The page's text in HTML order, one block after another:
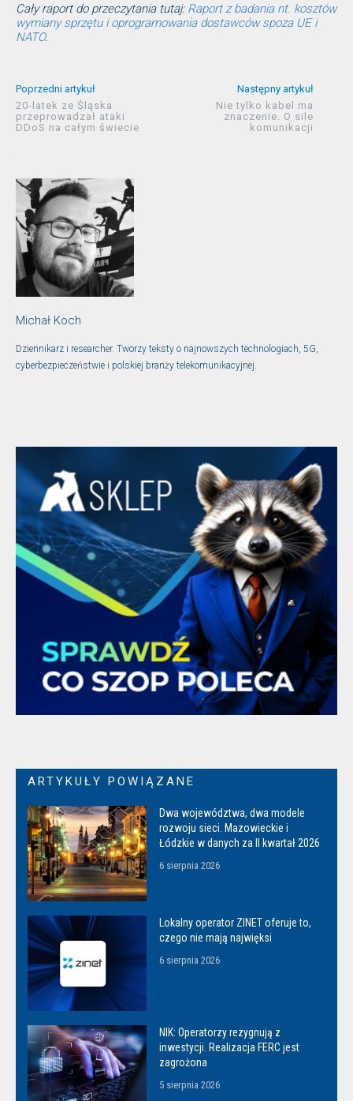
Cały raport do przeczytania tutaj: Raport z badania nt. kosztów
wymiany sprzętu i oprogramowania dostawców spoza UE i
NATO.
Poprzedni artykuł
20-latek ze Śląska
przeprowadzał ataki
DDoS na całym świecie
Następny artykuł
Nie tylko kabel ma
znaczenie. O sile
komunikacji
Michał Koch
Dziennikarz i researcher. Tworzy teksty o najnowszych technologiach, 5G,
cyberbezpieczeństwie i polskiej branży telekomunikacyjnej.
ARTYKUŁY POWIĄZANE
Dwa województwa, dwa modele
rozwoju sieci. Mazowieckie i
Łódzkie w danych za II kwartał 2026
6 sierpnia 2026
Lokalny operator ZINET oferuje to,
czego nie mają najwięksi
6 sierpnia 2026
NIK: Operatorzy rezygnują z
inwestycji. Realizacja FERC jest
zagrożona
5 sierpnia 2026